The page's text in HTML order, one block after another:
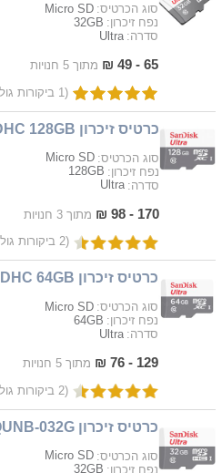
סוג הכרטיס: Micro SD
נפח זיכרון: 32GB
סדרה: Ultra
65 - 49 ₪
מתוך 5 חנויות
(1 ביקורות גולשים)
כרטיס זיכרון SanDisk Ultra Micro SDHC 128GB...
סוג הכרטיס: Micro SD
נפח זיכרון: 128GB
סדרה: Ultra
170 - 98 ₪
מתוך 3 חנויות
(2 ביקורות גולשים)
כרטיס זיכרון SanDisk Ultra Micro SDHC 64GB...
סוג הכרטיס: Micro SD
נפח זיכרון: 64GB
סדרה: Ultra
129 - 76 ₪
מתוך 5 חנויות
(2 ביקורות גולשים)
כרטיס זיכרון SanDisk SDSQUNB-032G
סוג הכרטיס: Micro SD
נפח זיכרון: 32GB